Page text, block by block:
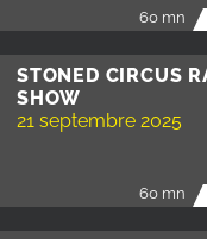
60 mn
STONED CIRCUS
SHOW
21 septembre 2025
60 mn